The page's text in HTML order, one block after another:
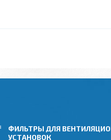
ФИЛЬТРЫ ДЛЯ
УСТАНОВОК